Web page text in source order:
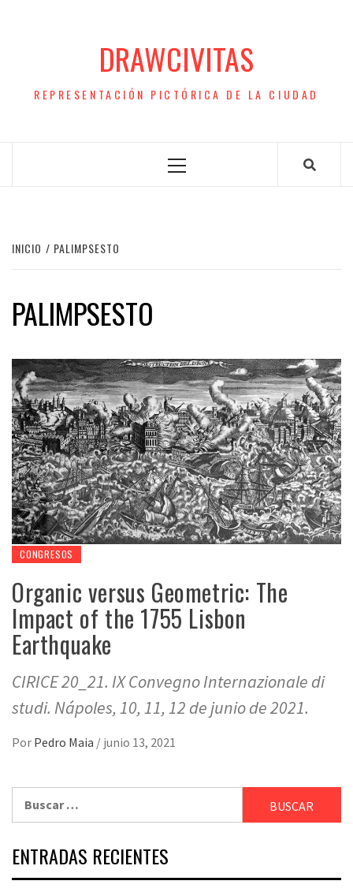
DRAWCIVITAS
REPRESENTACIÓN PICTÓRICA DE LA CIUDAD
Menú
INICIO PALIMPSESTO
PALIMPSESTO
CONGRESOS
Organic versus Geometric: The
Impact of the 1755 Lisbon
Earthquake
CIRICE 20_21. IX Convegno Internazionale di
studi. Nápoles, 10, 11, 12 de junio de 2021.
Por Pedro Maia / junio 13, 2021
ENTRADAS RECIENTES